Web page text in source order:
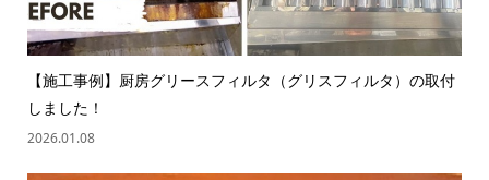
【施工事例】厨房グリースフィルタ（グリスフィルタ）の取付
しました！
2026.01.08